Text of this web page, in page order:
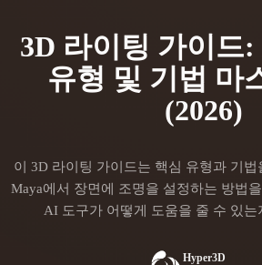
이미지를 3D로
사진을 업로드하면 3D 오브
젝트를 바로 받아보세요.
AI 비디오 생성기
AI로 텍스트나 이미지에서
API
우리의 크리에이티브 AI를
앱이나 워크플로에 연결하세
요.
요금
리소스
스토리 연구 블로그
3D 라이팅 가이드
유형 및 기법 마
(2026)
이 3D 라이팅 가이드는 핵심 유형과 기법
Maya에서 장면에 조명을 설정하는 방법
AI 도구가 어떻게 도움을 줄 수 있는
Hyper3D